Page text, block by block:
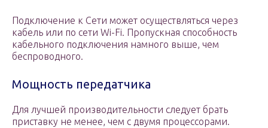
Подключение к Сети может осуществляться через
кабель или по сети Wi-Fi. Пропускная способность
кабельного подключения намного выше, чем
беспроводного.
Мощность передатчика
Для лучшей производительности следует брать
приставку не менее, чем с двумя процессорами.